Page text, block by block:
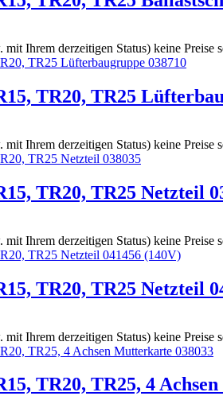
mit Ihrem derzeitigen Status) keine Preise
TR20, TR25
mit Ihrem derzeitigen Status) keine Preise
TR20, TR25 Netzteil
mit Ihrem derzeitigen Status) keine Preise
TR20, TR25 Netzteil
mit Ihrem derzeitigen Status) keine Preise
TR20, TR25, 4